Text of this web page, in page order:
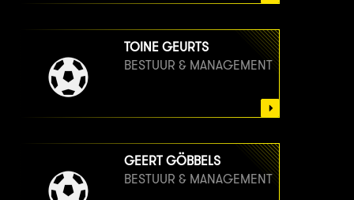
TOINE GEURTS
BESTUUR & MANAGEMENT
GEERT GÖBBELS
BESTUUR & MANAGEMENT